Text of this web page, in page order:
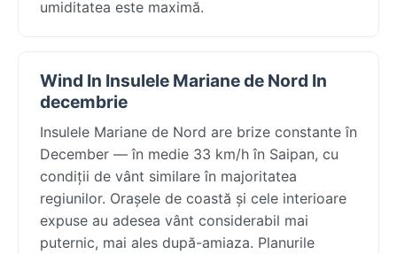
umiditatea este maximă.
Wind In Insulele Mariane de Nord In
decembrie
Insulele Mariane de Nord are brize constante în
December — în medie 33 km/h în Saipan, cu
condiții de vânt similare în majoritatea
regiunilor. Orașele de coastă și cele interioare
expuse au adesea vânt considerabil mai
puternic, mai ales după-amiaza. Planurile